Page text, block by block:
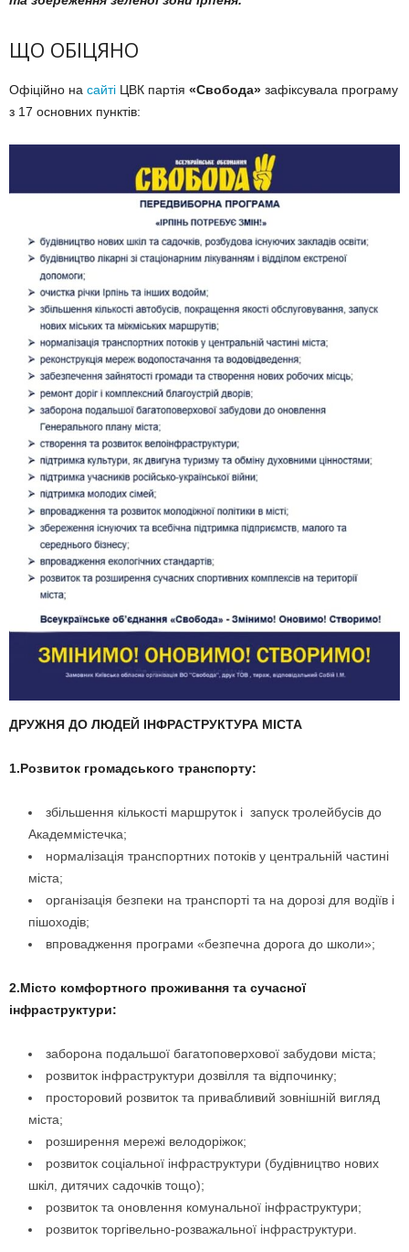
ЩО ОБІЦЯНО
Офіційно на сайті ЦВК партія «Свобода» зафіксувала програму
з 17 основних пунктів:
ДРУЖНЯ ДО ЛЮДЕЙ ІНФРАСТРУКТУРА МІСТА
1.Розвиток громадського транспорту:
збільшення кількості маршруток і запуск тролейбусів до
Академмістечка;
нормалізація транспортних потоків у центральній частині
міста;
організація безпеки на транспорті та на дорозі для водіїв і
пішоходів;
впровадження програми «безпечна дорога до школи»;
2.Місто комфортного проживання та сучасної
інфраструктури:
заборона подальшої багатоповерхової забудови міста;
розвиток інфраструктури дозвілля та відпочинку;
просторовий розвиток та привабливий зовнішній вигляд
міста;
розширення мережі велодоріжок;
розвиток соціальної інфраструктури (будівництво нових
шкіл, дитячих садочків тощо);
розвиток та оновлення комунальної інфраструктури;
розвиток торгівельно-розважальної інфраструктури.